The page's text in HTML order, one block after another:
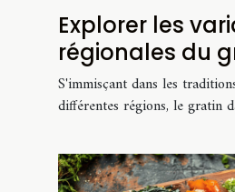
Explorer les
régionales du
dauphinois
S'immisçant dans les
différentes régions, le gratin